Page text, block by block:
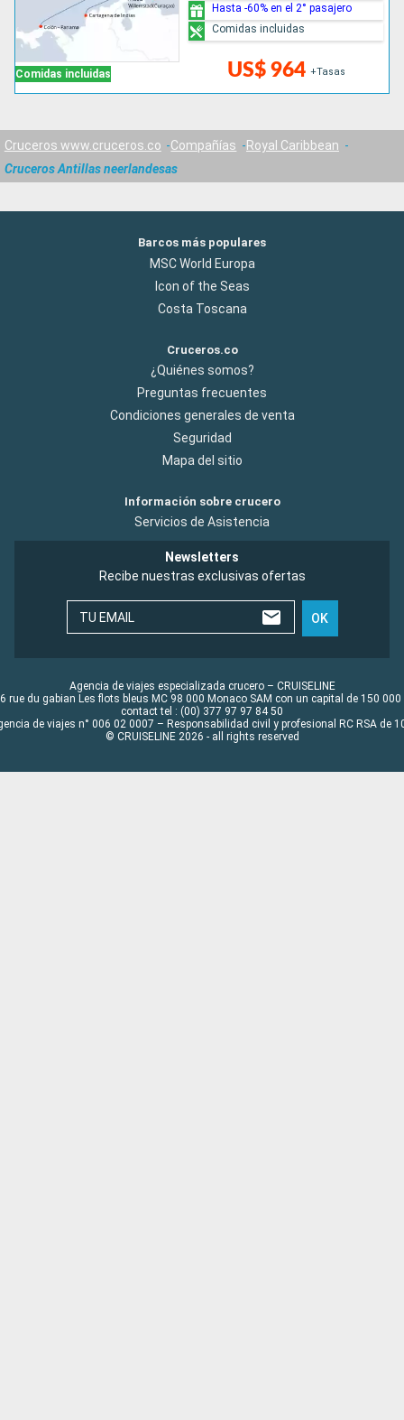
Comidas incluidas US$ 964 +Tasas
Hasta -60% en el 2° pasajero
Comidas incluidas
Cruceros www.cruceros.co Compañías
Royal Caribbean
Cruceros Antillas neerlandesas
Barcos más populares
MSC World Europa
Icon of the Seas
Costa Toscana
Cruceros.co
¿Quiénes somos?
Preguntas frecuentes
Condiciones generales de venta
Seguridad
Mapa del sitio
Información sobre crucero
Servicios de Asistencia
Newsletters
Recibe nuestras exclusivas ofertas
TU EMAIL OK
Agencia de viajes especializada crucero – CRUISELINE
rue du gabian Les flots bleus MC 98 000 Monaco SAM con un capital de 150 000
contact tel : (00) 377 97 97 84 50
de viajes n° 006 02 0007 – Responsabilidad civil y profesional RC RSA de
© CRUISELINE 2026 - all rights reserved